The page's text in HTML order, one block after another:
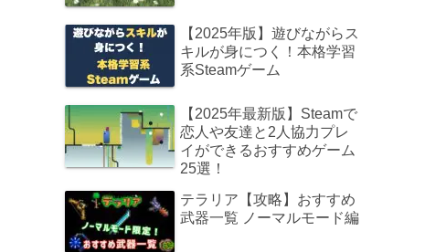
【2025年版】遊びながらス
キルが身につく！本格学習
系Steamゲーム
【2025年最新版】Steamで
恋人や友達と2人協力プレ
イができるおすすめゲーム
25選！
テラリア【攻略】おすすめ
武器一覧 ノーマルモード編